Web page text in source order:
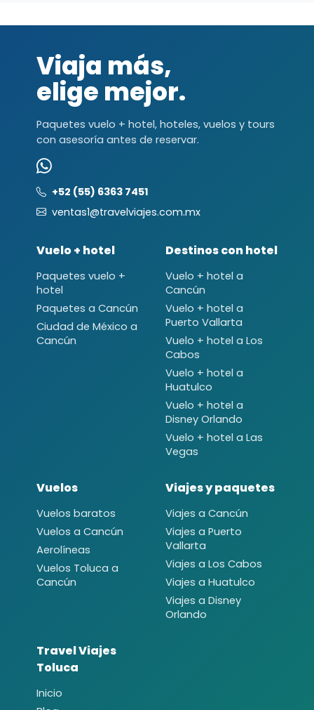
Viaja más,
elige mejor.
Paquetes vuelo + hotel, hoteles, vuelos y tours
con asesoría antes de reservar.
+52 (55) 6363 7451
ventas1@travelviajes.com.mx
Vuelo + hotel
Paquetes vuelo +
hotel
Paquetes a Cancún
Ciudad de México a
Cancún
Destinos con hotel
Vuelo + hotel a
Cancún
Vuelo + hotel a
Puerto Vallarta
Vuelo + hotel a Los
Cabos
Vuelo + hotel a
Huatulco
Vuelo + hotel a
Disney Orlando
Vuelo + hotel a Las
Vegas
Vuelos
Vuelos baratos
Vuelos a Cancún
Aerolíneas
Vuelos Toluca a
Cancún
Viajes y paquetes
Viajes a Cancún
Viajes a Puerto
Vallarta
Viajes a Los Cabos
Viajes a Huatulco
Viajes a Disney
Orlando
Travel Viajes
Toluca
Inicio